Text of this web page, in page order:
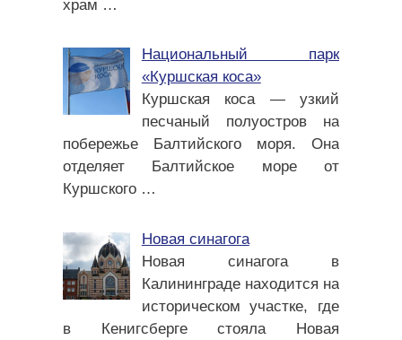
храм …
Национальный парк
«Куршская коса»
Куршская коса — узкий
песчаный полуостров на
побережье Балтийского моря. Она
отделяет Балтийское море от
Куршского …
Новая синагога
Новая синагога в
Калининграде находится на
историческом участке, где
в Кенигсберге стояла Новая